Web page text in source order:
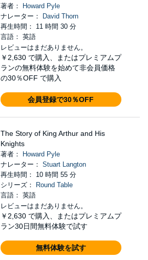
著者：
Howard Pyle
ナレーター：
David Thorn
再生時間： 11 時間 30 分
言語： 英語
レビューはまだありません。
￥2,630 で購入、またはプレミアムプ
ランの無料体験を始めて非会員価格
の30％OFF で購入
会員登録で30％OFF
The Story of King Arthur and His
Knights
著者：
Howard Pyle
ナレーター： Stuart Langton
再生時間： 10 時間 55 分
シリーズ：
Round Table
言語： 英語
レビューはまだありません。
￥2,630 で購入、またはプレミアムプ
ラン30日間無料体験で試す
無料体験を試す